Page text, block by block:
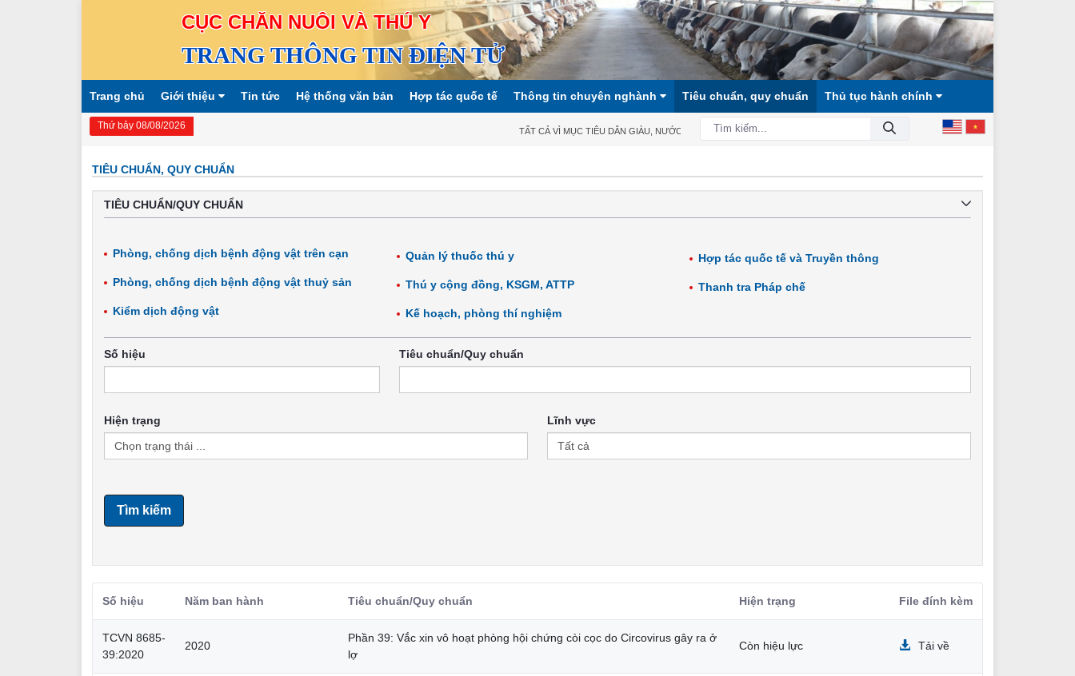
CỤC CHĂN NUÔI VÀ THÚ Y
TRANG THÔNG TIN ĐIỆN TỬ
Trang chủ Giới thiệu Tin tức Hệ thống văn bản Hợp tác quốc tế Thông tin chuyên nghành Tiêu chuẩn, quy chuẩn Thủ tục hành chính
Thứ bảy 08/08/2026 TẤT CẢ VÌ MỤC TIÊU DÂN GIÀU, NƯỚC MẠNH, XÃ HỘI CÔNG BẰNG, DÂN CHỦ, VĂN MINH!
TIÊU CHUẨN, QUY CHUẨN
TIÊU CHUẨN/QUY CHUẨN
Phòng, chống dịch bệnh động vật trên cạn
Phòng, chống dịch bệnh động vật thuỷ sản
Kiểm dịch động vật
Quản lý thuốc thú y
Thú y cộng đồng, KSGM, ATTP
Kế hoạch, phòng thí nghiệm
Hợp tác quốc tế và Truyền thông
Thanh tra Pháp chế
Số hiệu Tiêu chuẩn/Quy chuẩn
Hiện trạng Lĩnh vực
Tìm kiếm
Số hiệu Năm ban hành Tiêu chuẩn/Quy chuẩn Hiện trạng File đính kèm
TCVN 8685-
39:2020
2020
Phần 39: Vắc xin vô hoạt phòng hội chứng còi cọc do Circovirus gây ra ở
lợ
Còn hiệu lực Tải về